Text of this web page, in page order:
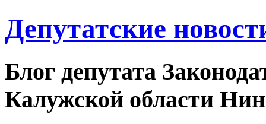
Депутатские
Блог депутата
Калужской области